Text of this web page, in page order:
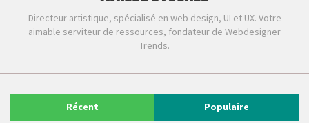
Directeur artistique, spécialisé en web design, UI et UX. Votre
aimable serviteur de ressources, fondateur de Webdesigner
Trends.
Récent Populaire